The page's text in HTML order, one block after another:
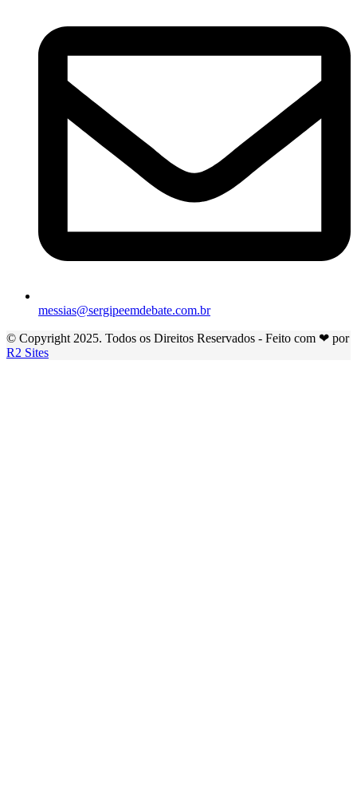
messias@sergipeemdebate.com.br
© Copyright 2025. Todos os Direitos Reservados - Feito com ❤ por
R2 Sites